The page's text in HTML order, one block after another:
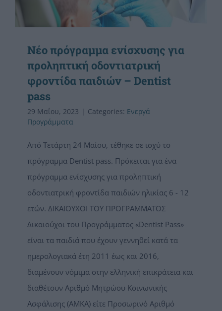
Νέο πρόγραμμα ενίσχυσης για
προληπτική οδοντιατρική
φροντίδα παιδιών – Dentist
pass
29 Μαΐου, 2023 | Categories: Ενεργά
Προγράμματα
Από Τετάρτη 24 Μαίου, τέθηκε σε ισχύ το
πρόγραμμα Dentist pass. Πρόκειται για ένα
πρόγραμμα ενίσχυσης για προληπτική
οδοντιατρική φροντίδα παιδιών ηλικίας 6 - 12
ετών. ΔΙΚΑΙΟΥΧΟΙ ΤΟΥ ΠΡΟΓΡΑΜΜΑΤΟΣ
Δικαιούχοι του Προγράμματος «Dentist Pass»
είναι τα παιδιά που έχουν γεννηθεί κατά τα
ημερολογιακά έτη 2011 έως και 2016,
διαμένουν νόμιμα στην ελληνική επικράτεια και
διαθέτουν Αριθμό Μητρώου Κοινωνικής
Ασφάλισης (ΑΜΚΑ) είτε Προσωρινό Αριθμό